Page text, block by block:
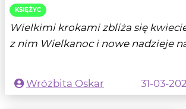
KSIĘŻYC
Wielkimi krokami zbliża się
z nim Wielkanoc i nowe nadzieje
Wróżbita Oskar
31-03-